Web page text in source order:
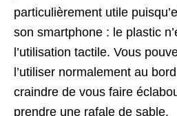
particulièrement utile
son smartphone : le plastic
l’utilisation tactile. Vous
l’utiliser normalement au
craindre de vous faire
prendre une rafale de sable.